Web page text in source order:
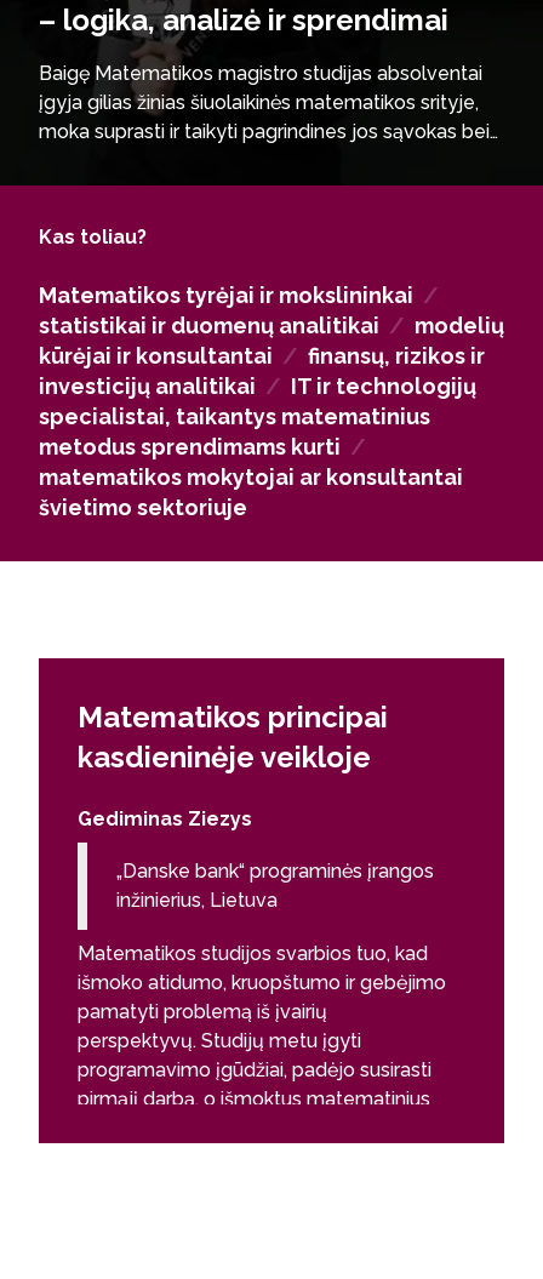
– logika, analizė ir sprendimai
Baigę Matematikos magistro studijas absolventai
įgyja gilias žinias šiuolaikinės matematikos srityje,
moka suprasti ir taikyti pagrindines jos sąvokas bei
įrodymus bei spręsti sudėtingus uždavinius. Jie
analizuoti duomenis ir interpretuoti rezultatus,
technologijas. Absolventai yra pasirengę kūrybiškai
ir savarankiškai spręsti matematinius bei praktinius
uždavinius, taikyti matematines žinias naujose
srityse ir kritiškai vertinti tyrimų rezultatus.
Kas toliau?
Matematikos tyrėjai ir mokslininkai /
statistikai ir duomenų analitikai / modelių
kūrėjai ir konsultantai / finansų, rizikos ir
investicijų analitikai / IT ir technologijų
specialistai, taikantys matematinius
metodus sprendimams kurti /
matematikos mokytojai ar konsultantai
švietimo sektoriuje
Matematikos principai
kasdieninėje veikloje
Gediminas Ziezys
„Danske bank“ programinės įrangos
inžinierius, Lietuva
Matematikos studijos svarbios tuo, kad
išmoko atidumo, kruopštumo ir gebėjimo
pamatyti problemą iš įvairių
perspektyvų. Studijų metu įgyti
programavimo įgūdžiai, padėjo susirasti
pirmąjį darbą, o išmoktus matematinius